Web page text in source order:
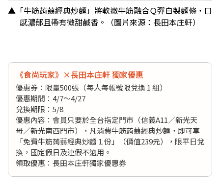
▲「牛筋蒟蒻經典炒麵」將軟嫩牛筋融合Ｑ彈自製麵條，口
感濃郁且帶有微甜鹹香。（圖片來源：長田本庄軒）
《食尚玩家》×長田本庄軒 獨家優惠
優惠券：限量500張（每人每帳號限兌換 1 組）
優惠期間：4/7～4/27
兌換期限：5/8
優惠內容：會員只要於全台指定門市（信義A11／新光天
母／新光南西門市），凡消費牛筋蒟蒻經典炒麵，即可享
「免費牛筋蒟蒻經典炒麵１份」（價值239元），限平日兌
換，國定假日及連假不適用。
領取優惠： 長田本庄軒獨家優惠券